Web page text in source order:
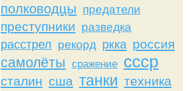
полководцы предатели
преступники разведка
расстрел рекорд ркка россия
самолёты сражение ссср
сталин сша танки техника